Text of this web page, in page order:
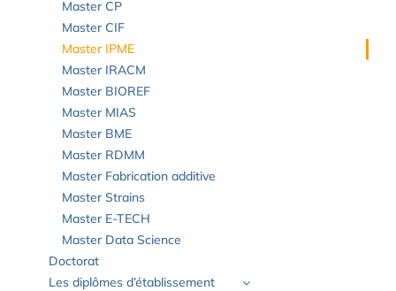
Master CP
Master CIF
Master IPME
Master IRACM
Master BIOREF
Master MIAS
Master BME
Master RDMM
Master Fabrication additive
Master Strains
Master E-TECH
Master Data Science
Doctorat
Les diplômes d’établissement